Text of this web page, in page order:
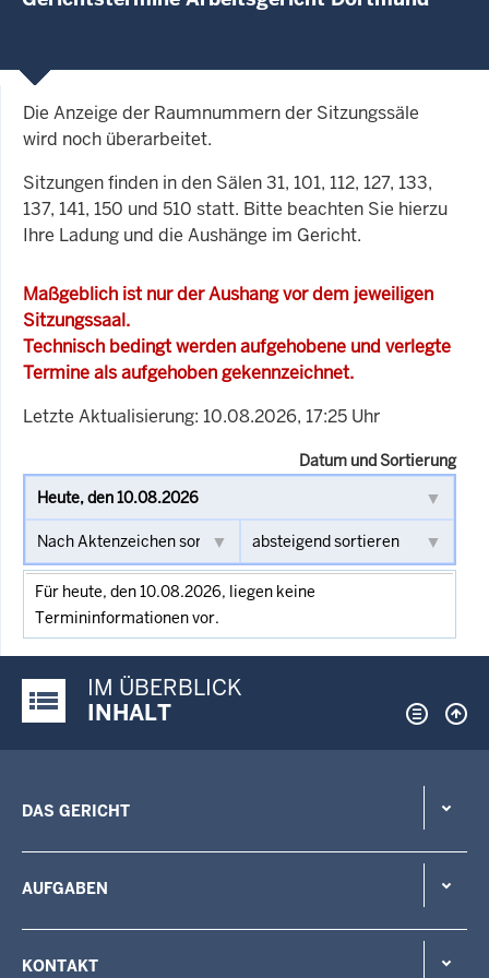
Die Anzeige der Raumnummern der Sitzungssäle
wird noch überarbeitet.
Sitzungen finden in den Sälen 31, 101, 112, 127, 133,
137, 141, 150 und 510 statt. Bitte beachten Sie hierzu
Ihre Ladung und die Aushänge im Gericht.
Maßgeblich ist nur der Aushang vor dem jeweiligen
Sitzungssaal.
Technisch bedingt werden aufgehobene und verlegte
Termine als aufgehoben gekennzeichnet.
Letzte Aktualisierung: 10.08.2026, 17:25 Uhr
Datum und Sortierung
Für heute, den 10.08.2026, liegen keine
Termininformationen vor.
Justiz-Portal im Überblick:
IM ÜBERBLICK
INHALT
DAS GERICHT
AUFGABEN
KONTAKT